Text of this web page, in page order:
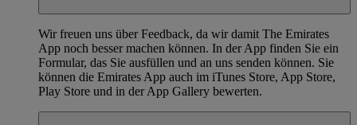
Wir freuen uns über Feedback, da wir damit The Emirates
App noch besser machen können. In der App finden Sie ein
Formular, das Sie ausfüllen und an uns senden können. Sie
können die Emirates App auch im iTunes Store, App Store,
Play Store und in der App Gallery bewerten.